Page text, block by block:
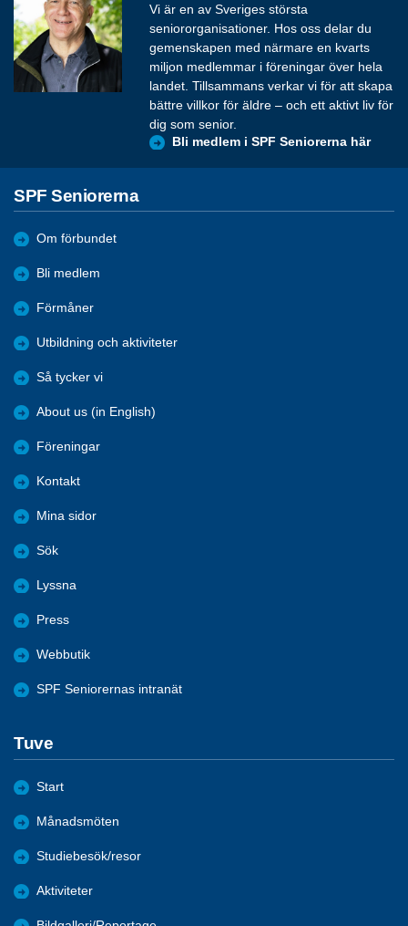
Vi är en av Sveriges största
seniororganisationer. Hos oss delar du
gemenskapen med närmare en kvarts
miljon medlemmar i föreningar över hela
landet. Tillsammans verkar vi för att skapa
bättre villkor för äldre – och ett aktivt liv för
dig som senior.
Bli medlem i SPF Seniorerna här
SPF Seniorerna
Om förbundet
Bli medlem
Förmåner
Utbildning och aktiviteter
Så tycker vi
About us (in English)
Föreningar
Kontakt
Mina sidor
Sök
Lyssna
Press
Webbutik
SPF Seniorernas intranät
Tuve
Start
Månadsmöten
Studiebesök/resor
Aktiviteter